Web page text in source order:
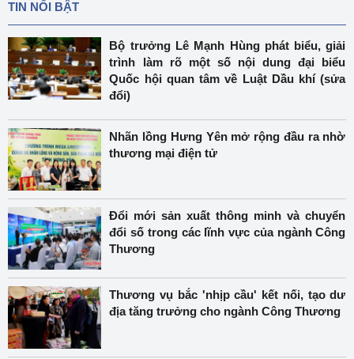
TIN NỔI BẬT
Bộ trưởng Lê Mạnh Hùng phát biểu, giải
trình làm rõ một số nội dung đại biểu
Quốc hội quan tâm về Luật Dầu khí (sửa
đổi)
Nhãn lồng Hưng Yên mở rộng đầu ra nhờ
thương mại điện tử
Đổi mới sản xuất thông minh và chuyển
đổi số trong các lĩnh vực của ngành Công
Thương
Thương vụ bắc 'nhịp cầu' kết nối, tạo dư
địa tăng trưởng cho ngành Công Thương